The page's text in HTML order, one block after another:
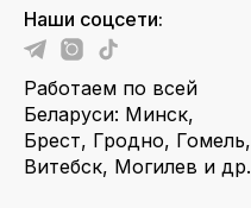
Наши соцсети:
Работаем по всей
Беларуси: Минск,
Брест, Гродно, Гомель,
Витебск, Могилев и др.